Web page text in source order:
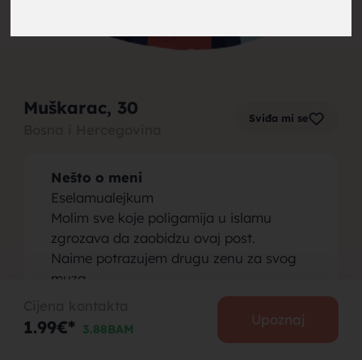
Muškarac, 30 Sviđa mi se
Nešto o meni
Eselamualejkum
Molim sve koje poligamija u islamu
zgrozava da zaobidzu ovaj post.
Naime potrazujem drugu zenu za svog
muza .
Potrebno da bude vjernica,namaz
obavezan ,hidzab obavezan,bez
1.99€* 3.88BAM
Upoznaj
brak,
muskarci
za brak,